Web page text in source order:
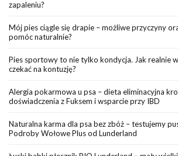
zapaleniu?
Mój pies ciągle się drapie – możliwe przyczyny
pomóc naturalnie?
Pies sportowy to nie tylko kondycja. Jak realnie
czekać na kontuzję?
Alergia pokarmowa u psa – dieta eliminacyjna
doświadczenia z Fuksem i wsparcie przy IBD
Naturalna karma dla psa bez zbóż – testujemy
Podroby Wołowe Plus od Lunderland